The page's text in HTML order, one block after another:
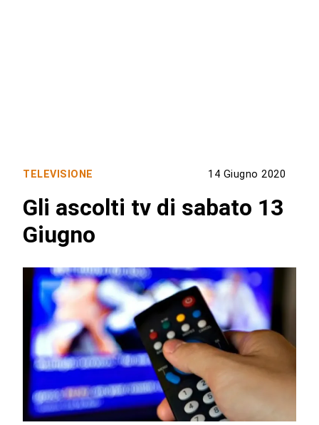
TELEVISIONE 14 Giugno 2020
Gli ascolti tv di sabato 13
Giugno